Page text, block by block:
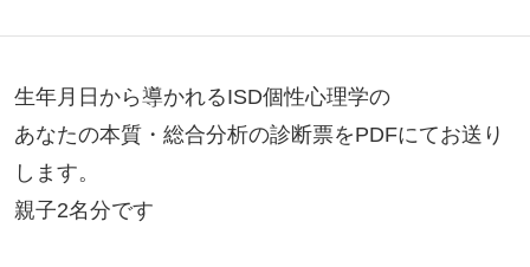
生年月日から導かれるISD個性心理学の
あなたの本質・総合分析の診断票をPDFにてお送り
します。
親子2名分です